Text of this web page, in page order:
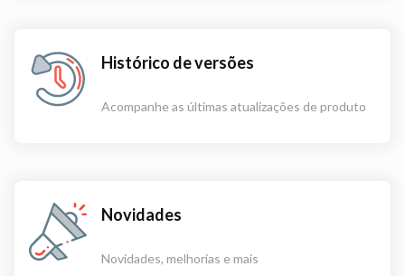
Histórico de versões
Acompanhe as últimas atualizações de produto
Novidades
Novidades, melhorias e mais